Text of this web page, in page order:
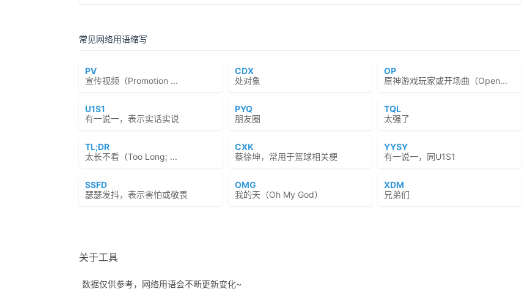
常见网络用语缩写
PV
宣传视频（Promotion ...
CDX
处对象
OP
原神游戏玩家或开场曲（Open...
U1S1
有一说一，表示实话实说
PYQ
朋友圈
TQL
太强了
TL;DR
太长不看（Too Long; ...
CXK
蔡徐坤，常用于篮球相关梗
YYSY
有一说一，同U1S1
SSFD
瑟瑟发抖，表示害怕或敬畏
OMG
我的天（Oh My God）
XDM
兄弟们
关于工具
数据仅供参考，网络用语会不断更新变化~